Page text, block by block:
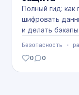
Полный гид: как
шифровать
и делать бэкапы.
Безопасность ·
0
лайков
0
комментариев